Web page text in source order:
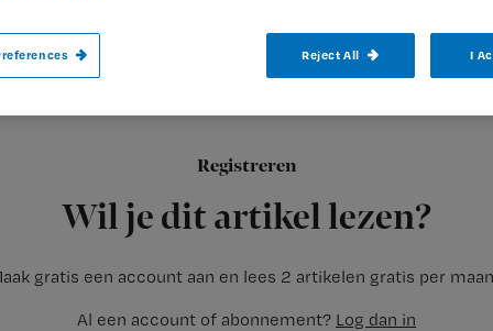
Registreren
Wil je dit artikel lezen?
gratis een account aan en lees 2 artikelen gratis per
Al een account of abonnement? Log dan in
Als verpleegkundige loop je soms op
Reject All I